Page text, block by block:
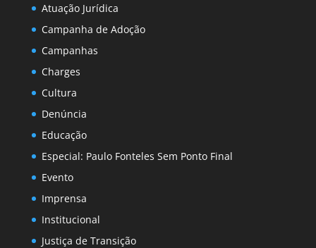
Atuação Jurídica
Campanha de Adoção
Campanhas
Charges
Cultura
Denúncia
Educação
Especial: Paulo Fonteles Sem Ponto Final
Evento
Imprensa
Institucional
Justiça de Transição